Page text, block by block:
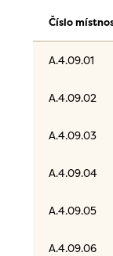
Číslo
A.4.09.01
A.4.09.02
A.4.09.03
A.4.09.04
A.4.09.05
A.4.09.06